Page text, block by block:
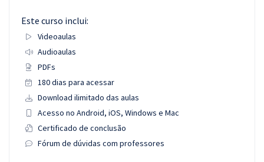
Este curso inclui:
Videoaulas
Audioaulas
PDFs
180 dias para acessar
Download ilimitado das aulas
Acesso no Android, iOS, Windows e Mac
Certificado de conclusão
Fórum de dúvidas com professores